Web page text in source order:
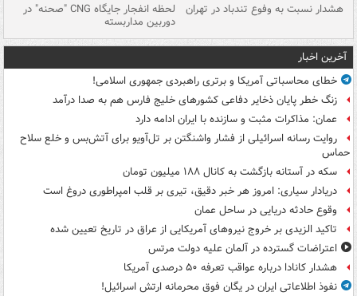
هشدار نسبت به وفوع تندباد در تهران لحظه انفجار جایگاه CNG "صحنه" در
دوربین مداربسته
آخرین اخبار
خطای محاسباتی آمریکا و برتری راهبردی جمهوری اسلامی!
زنگ خطر پایان ذخایر دفاعی کشورهای خلیج فارس هم به صدا درآمد
عمان: مذاکرات مثبت و سازنده با ایران ادامه دارد
روایت رسانه اسرائیلی از فشار واشنگتن بر تل‌آویو برای آتش‌بس و خلع سلاح
حماس
سکه در آستانه بازگشت به کانال ۱۸۸ میلیون تومان
دریادار سیاری: امروز هر خبر دقیق، تیری بر قلب امپراطوری دروغ است
وقوع حادثه دریایی در ساحل عمان
تاکید الزیدی بر خروج نیروهای آمریکایی از عراق در تاریخ تعیین شده
اعتراضات گسترده در آلمان علیه دولت مرتس
هشدار کانادا درباره عواقب تعرفه ۵۰ درصدی آمریکا
نفوذ اطلاعاتی ایران در یگان فوق محرمانه ارتش اسرائیل!